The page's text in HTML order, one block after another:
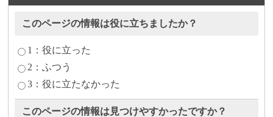
このページの情報は役に立ちましたか？
1：役に立った
2：ふつう
3：役に立たなかった
このページの情報は見つけやすかったですか？